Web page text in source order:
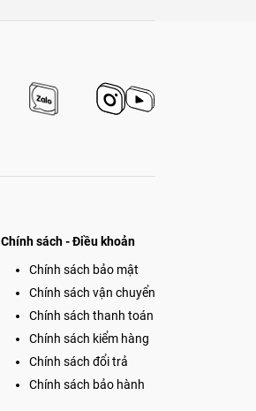
Chính sách - Điều khoản
Chính sách bảo mật
Chính sách vận chuyển
Chính sách thanh toán
Chính sách kiểm hàng
Chính sách đổi trả
Chính sách bảo hành